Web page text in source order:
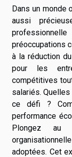
Dans un monde
aussi
préoccupations
à la réduction
pour les
compétitives
salariés.
ce défi ?
performance
Plongez au
adoptées. Cet